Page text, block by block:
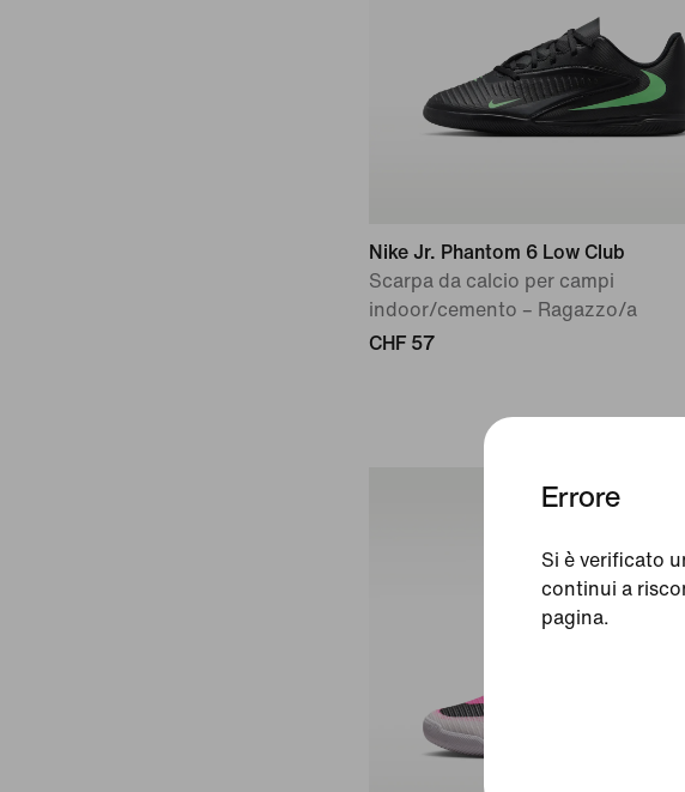
Errore
Si è verificato
continui a
pagina.
Nike Jr. Phantom 6 Low Club
Scarpa da calcio per campi
indoor/cemento – Ragazzo/a
CHF 57